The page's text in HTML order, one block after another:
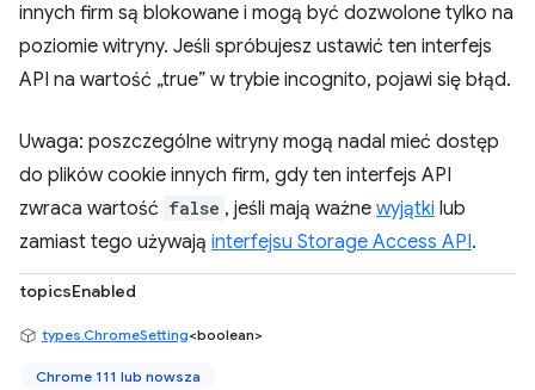
innych firm są blokowane i mogą być dozwolone tylko na
poziomie witryny. Jeśli spróbujesz ustawić ten interfejs
API na wartość „true” w trybie incognito, pojawi się błąd.
Uwaga: poszczególne witryny mogą nadal mieć dostęp
do plików cookie innych firm, gdy ten interfejs API
zwraca wartość false , jeśli mają ważne wyjątki lub
zamiast tego używają interfejsu Storage Access API.
topicsEnabled
types.ChromeSetting<boolean>
Chrome 111 lub nowsza